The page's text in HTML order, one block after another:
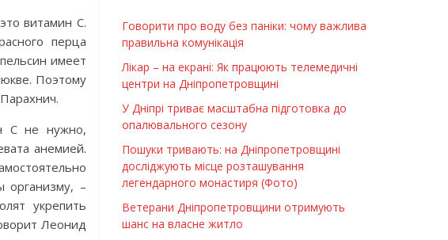
витамин С.
перца
имеет
Поэтому
С не нужно,
анемией.
организму, –
укрепить
Леонид
Говорити про воду без паніки: чому важлива
правильна комунікація
Лікар – на екрані: Як працюють телемедичні
центри на Дніпропетровщині
У Дніпрі триває масштабна підготовка до
опалювального сезону
Пошуки тривають: на Дніпропетровщині
досліджують місце розташування
легендарного монастиря (Фото)
Ветерани Дніпропетровщини отримують
шанс на власне житло